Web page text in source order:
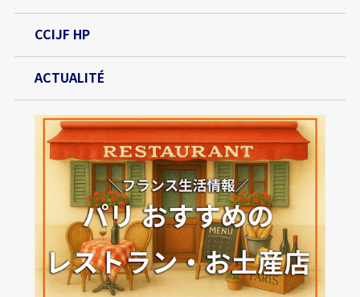
CCIJF HP
ACTUALITÉ